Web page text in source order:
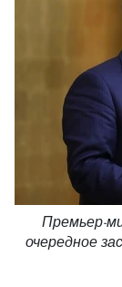
Премьер-
очередное